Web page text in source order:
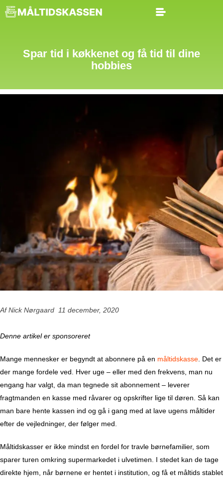
Spar tid i køkkenet og få tid til dine
hobbies
Af Nick Nørgaard 11 december, 2020
Denne artikel er sponsoreret
Mange mennesker er begyndt at abonnere på en måltidskasse . Det er
der mange fordele ved. Hver uge – eller med den frekvens, man nu
engang har valgt, da man tegnede sit abonnement – leverer
fragtmanden en kasse med råvarer og opskrifter lige til døren. Så kan
man bare hente kassen ind og gå i gang med at lave ugens måltider
efter de vejledninger, der følger med.
Måltidskasser er ikke mindst en fordel for travle børnefamilier, som
sparer turen omkring supermarkedet i ulvetimen. I stedet kan de tage
direkte hjem, når børnene er hentet i institution, og få et måltids stablet